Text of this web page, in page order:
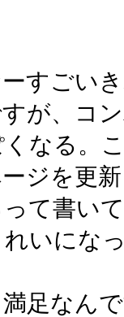
すごい
が、コ
なる。
ジを更
て書い
いにな
足なん